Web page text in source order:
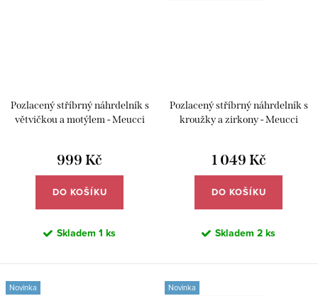
Pozlacený stříbrný náhrdelník s
větvičkou a motýlem - Meucci
999 Kč
DO KOŠÍKU
Skladem 1 ks
Pozlacený stříbrný náhrdelník s
kroužky a zirkony - Meucci
1 049 Kč
DO KOŠÍKU
Skladem 2 ks
Novinka
Novinka